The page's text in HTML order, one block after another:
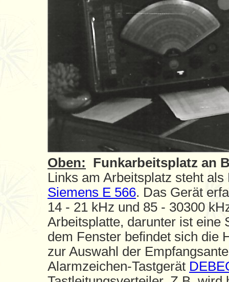
Oben: Funkarbeitsplatz an
Links am Arbeitsplatz steht
Siemens E 566. Das Gerät
14 - 21 kHz und 85 - 30300
Arbeitsplatte, darunter ist eine
dem Fenster befindet sich die
zur Auswahl der
Alarmzeichen-Tastgerät